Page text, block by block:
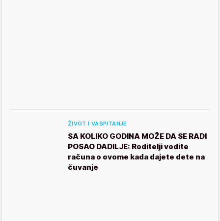
ŽIVOT I VASPITANJE
SA KOLIKO GODINA MOŽE DA SE RADI
POSAO DADILJE: Roditelji vodite
računa o ovome kada dajete dete na
čuvanje